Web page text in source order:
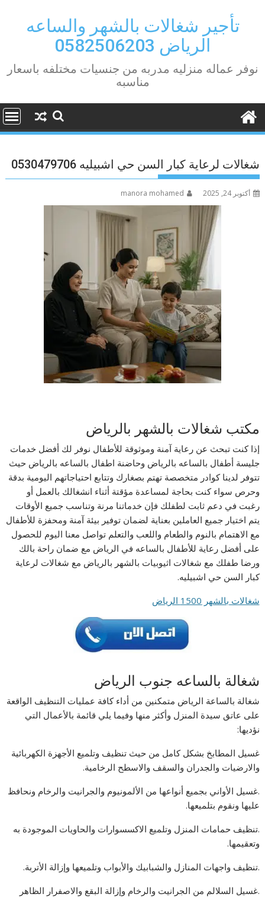
contentتأجير شغالات بالشهر والساعه
الرياض 0582506203
نوفر عماله منزليه مدربه من جنسيات مختلفه باسعار
مناسبه
شغالات لرعاية كبار السن حي اشبيليه 0530479706
أكتوبر 24, 2025 manora mohamed
مكتب شغالات بالشهر بالرياض
إذا كنت تبحث عن رعاية آمنة وموثوقة للأطفال نوفر لك أفضل خدمات
جليسة أطفال بالساعه بالرياض وحاضنة اطفال بالساعه بالرياض حيث
تتوفر لدينا كوادر متخصصة تهتم بصغارك وتتابع احتياجاتهم اليومية بدقة
وحرص سواء كنت بحاجة لمساعدة مؤقتة أثناء انشغالك بالعمل أو
رغبت في دعم ثابت لطفلك فإن خدماتنا مرنة وتناسب جميع الأوقات
يتم اختيار جميع العاملين بعناية لضمان توفير بيئة آمنة ومحفزة للأطفال
مع الاهتمام بالنوم والطعام واللعب والتعلم تواصل معنا اليوم للحصول
على أفضل رعاية للأطفال بالساعه في الرياض مع ضمان راحة بالك
ورضا طفلك مع شغالات اثيوبيات بالشهر بالرياض مع شغالات لرعاية
كبار السن حي اشبيليه.
شغالات بالشهر 1500 الرياض
شغالة بالساعه جنوب الرياض
شغالة بالساعة الرياض متمكنين من أداء كافة عمليات التنظيف الواقعة
على عاتق سيدة المنزل وأكثر منها وفيما يلي قائمة بالأعمال التي
نؤديها:
غسيل المطابخ بشكل كامل من حيث تنظيف وتلميع الأجهزة الكهربائية
والارضيات والجدران والسقف والاسطح الرخامية.
.غسيل الأواني بجميع أنواعها من الألمونيوم والجرانيت والرخام ونحافظ
عليها ونقوم بتلميعها.
.تنظيف حمامات المنزل وتلميع الاكسسوارات والحاويات الموجودة به
وتعقيمها.
.تنظيف واجهات المنازل والشبابيك والأبواب وتلميعها وإزالة الأتربة.
.غسيل السلالم من الجرانيت والرخام وإزالة البقع والاصفرار الظاهر